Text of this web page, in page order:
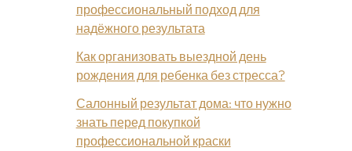
профессиональный подход для
надёжного результата
Как организовать выездной день
рождения для ребенка без стресса?
Салонный результат дома: что нужно
знать перед покупкой
профессиональной краски